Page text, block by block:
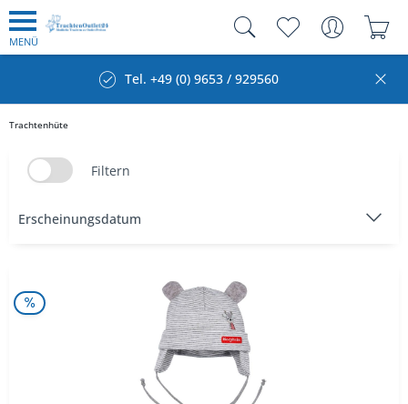
MENÜ
Tel. +49 (0) 9653 / 929560
Trachtenhüte
Filtern